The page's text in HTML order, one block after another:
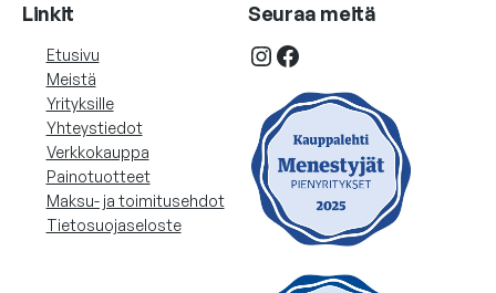
Linkit
Etusivu
Meistä
Yrityksille
Yhteystiedot
Verkkokauppa
Painotuotteet
Maksu- ja toimitusehdot
Tietosuojaseloste
Seuraa meitä
InstagramFacebook